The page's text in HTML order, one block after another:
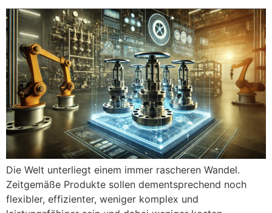
Die Welt unterliegt einem immer rascheren Wandel.
Zeitgemäße Produkte sollen dementsprechend noch
flexibler, effizienter, weniger komplex und